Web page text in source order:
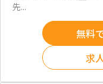
先...
無料
求